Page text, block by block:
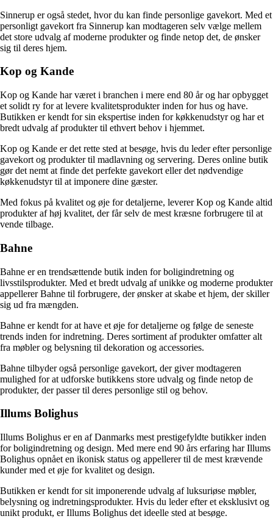
Sinnerup er også stedet, hvor du kan finde personlige gavekort. Med et
personligt gavekort fra Sinnerup kan modtageren selv vælge mellem
det store udvalg af moderne produkter og finde netop det, de ønsker
sig til deres hjem.
Kop og Kande
Kop og Kande har været i branchen i mere end 80 år og har opbygget
et solidt ry for at levere kvalitetsprodukter inden for hus og have.
Butikken er kendt for sin ekspertise inden for køkkenudstyr og har et
bredt udvalg af produkter til ethvert behov i hjemmet.
Kop og Kande er det rette sted at besøge, hvis du leder efter personlige
gavekort og produkter til madlavning og servering. Deres online butik
gør det nemt at finde det perfekte gavekort eller det nødvendige
køkkenudstyr til at imponere dine gæster.
Med fokus på kvalitet og øje for detaljerne, leverer Kop og Kande altid
produkter af høj kvalitet, der får selv de mest kræsne forbrugere til at
vende tilbage.
Bahne
Bahne er en trendsættende butik inden for boligindretning og
livsstilsprodukter. Med et bredt udvalg af unikke og moderne produkter
appellerer Bahne til forbrugere, der ønsker at skabe et hjem, der skiller
sig ud fra mængden.
Bahne er kendt for at have et øje for detaljerne og følge de seneste
trends inden for indretning. Deres sortiment af produkter omfatter alt
fra møbler og belysning til dekoration og accessories.
Bahne tilbyder også personlige gavekort, der giver modtageren
mulighed for at udforske butikkens store udvalg og finde netop de
produkter, der passer til deres personlige stil og behov.
Illums Bolighus
Illums Bolighus er en af Danmarks mest prestigefyldte butikker inden
for boligindretning og design. Med mere end 90 års erfaring har Illums
Bolighus opnået en ikonisk status og appellerer til de mest krævende
kunder med et øje for kvalitet og design.
Butikken er kendt for sit imponerende udvalg af luksuriøse møbler,
belysning og indretningsprodukter. Hvis du leder efter et eksklusivt og
unikt produkt, er Illums Bolighus det ideelle sted at besøge.